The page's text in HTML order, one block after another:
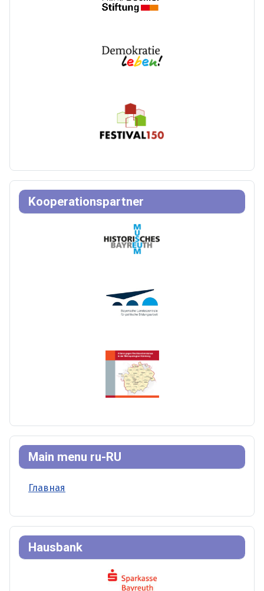
Kooperationspartner
Main menu ru-RU
Главная
Hausbank